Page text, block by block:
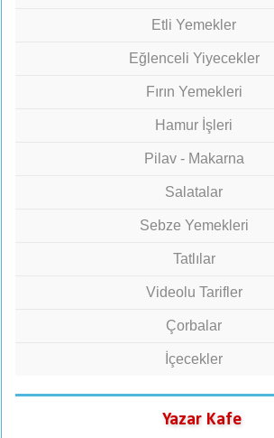
Etli Yemekler
Eğlenceli Yiyecekler
Fırın Yemekleri
Hamur İşleri
Pilav - Makarna
Salatalar
Sebze Yemekleri
Tatlılar
Videolu Tarifler
Çorbalar
İçecekler
Yazar Kafe